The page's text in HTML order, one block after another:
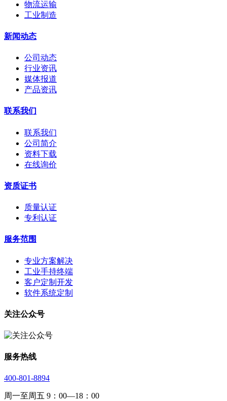
物流运输
工业制造
新闻动态
公司动态
行业资讯
媒体报道
产品资讯
联系我们
联系我们
公司简介
资料下载
在线询价
资质证书
质量认证
专利认证
服务范围
专业方案解决
工业手持终端
客户定制开发
软件系统定制
关注公众号
服务热线
400-801-8894
周一至周五 9：00—18：00